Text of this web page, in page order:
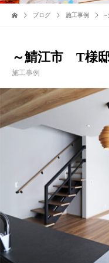
ブログ 施工事例
～鯖江市 T様
施工事例